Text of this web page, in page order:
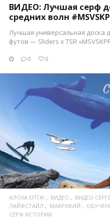
ВИДЕО: Лучшая серф
средних волн
Лучшая универсальная доска
футов — Sliders x TSR
0 0
АЛОХА ЕПТА! ВИДЕО ВИДЕО
ЛАЙФСТАЙЛ
МАВРИКИЙ
СЕРФ ИСТОРИИ